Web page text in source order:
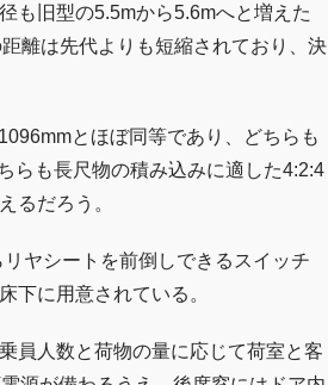
も旧型の5.5mから5.6mへと増えた
離は先代よりも短縮されており、決
とほぼ同等であり、どちらも
らも長尺物の積み込みに適した4:2:4
るだろう。
ヤシートを前倒しできるスイッチ
下に用意されている。
員人数と荷物の量に応じて荷室と客